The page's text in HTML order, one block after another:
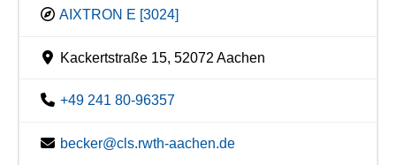
AIXTRON E [3024]
Kackertstraße 15, 52072 Aachen
+49 241 80-96357
becker@cls.rwth-aachen.de